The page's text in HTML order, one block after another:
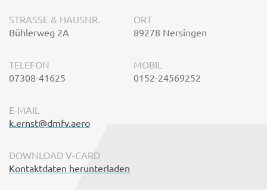
STRASSE & HAUSNR.
Bühlerweg 2A
ORT
89278 Nersingen
TELEFON
07308-41625
MOBIL
0152-24569252
E-MAIL
k.ernst@dmfv.aero
DOWNLOAD V-CARD
Kontaktdaten herunterladen